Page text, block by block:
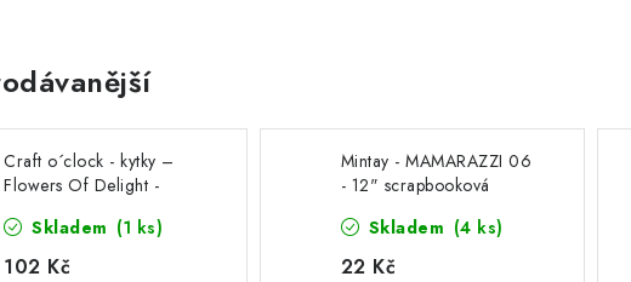
Craft o´clock - kytky –
Flowers Of Delight -
vystřihování, zrcadlový
tisk
Skladem (1 ks)
102 Kč
Mintay - MAMARAZZI 06
- 12" scrapbooková
Skladem (4 ks)
22 Kč